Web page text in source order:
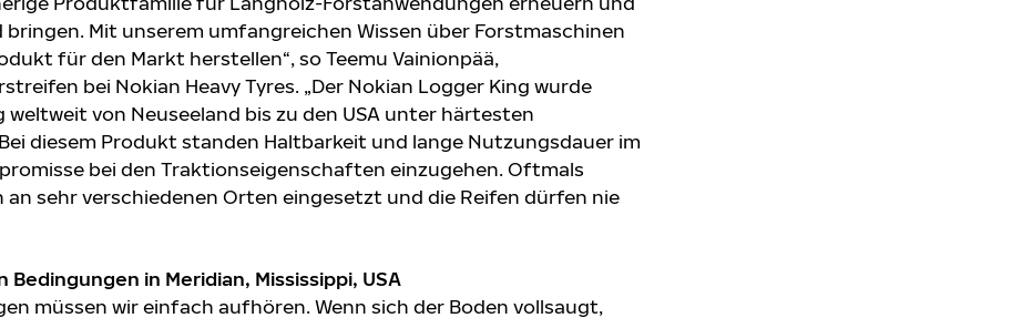
Mit unserem umfangreichen Wissen über Forstmaschinen
für den Markt herstellen“, so Teemu Vainionpää,
bei Nokian Heavy Tyres. „Der Nokian Logger King wurde
weltweit von Neuseeland bis zu den USA unter härtesten
diesem Produkt standen Haltbarkeit und lange Nutzungsdauer im
bei den Traktionseigenschaften einzugehen. Oftmals
an sehr verschiedenen Orten eingesetzt und die Reifen dürfen nie
in Meridian, Mississippi, USA
müssen wir einfach aufhören. Wenn sich der Boden vollsaugt,